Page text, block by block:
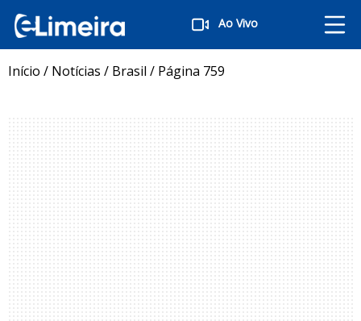
Ao Vivo
Início / Notícias / Brasil / Página 759